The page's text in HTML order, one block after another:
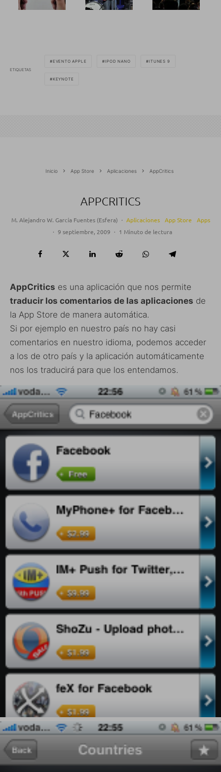
ETIQUETAS
EVENTO APPLE IPOD NANO ITUNES 9
KEYNOTE
Inicio App Store Aplicaciones AppCritics
APPCRITICS
M. Alejandro W. García Fuentes (Esfera) · Aplicaciones App Store
Apps
· 9 septiembre, 2009 · 1 Minuto de lectura
AppCritics es una aplicación que nos permite
traducir los comentarios de las aplicaciones de
la App Store de manera automática.
Si por ejemplo en nuestro país no hay casi
comentarios en nuestro idioma, podemos acceder
a los de otro país y la aplicación automáticamente
nos los traducirá para que los entendamos.